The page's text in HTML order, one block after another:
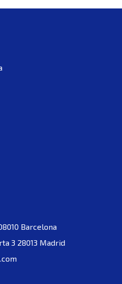
Barcelona
3 28013 Madrid